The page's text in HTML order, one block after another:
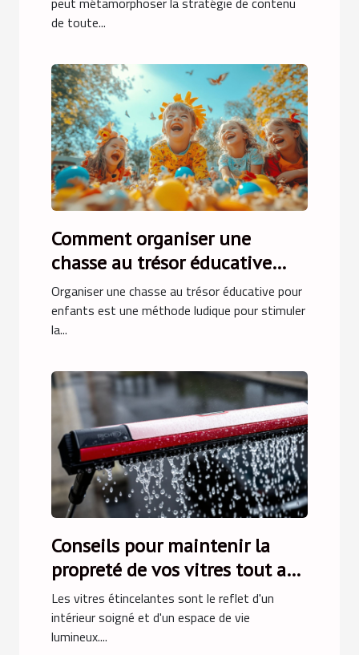
de toute...
Comment organiser une
chasse au trésor éducative
pour enfants
Organiser une chasse au trésor éducative pour
enfants est une méthode ludique pour stimuler
la...
Conseils pour maintenir la
propreté de vos vitres tout au
long de l'année
Les vitres étincelantes sont le reflet d'un
intérieur soigné et d'un espace de vie
lumineux....